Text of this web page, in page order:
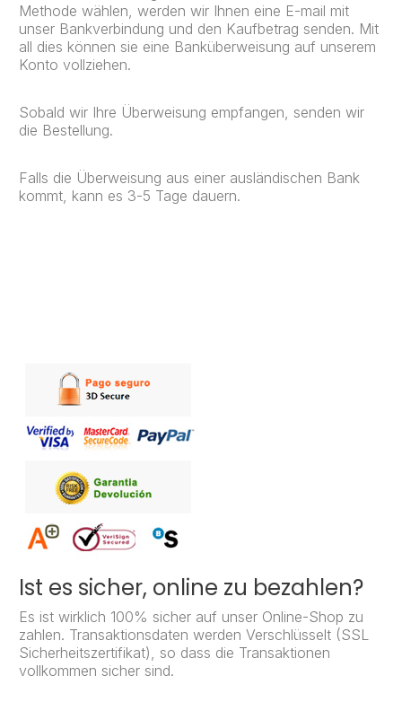
Methode wählen, werden wir Ihnen eine E-mail mit
unser Bankverbindung und den Kaufbetrag senden. Mit
all dies können sie eine Banküberweisung auf unserem
Konto vollziehen.
Sobald wir Ihre Überweisung empfangen, senden wir
die Bestellung.
Falls die Überweisung aus einer ausländischen Bank
kommt, kann es 3-5 Tage dauern.
Ist es sicher, online zu bezahlen?
Es ist wirklich 100% sicher auf unser Online-Shop zu
zahlen. Transaktionsdaten werden Verschlüsselt (SSL
Sicherheitszertifikat), so dass die Transaktionen
vollkommen sicher sind.